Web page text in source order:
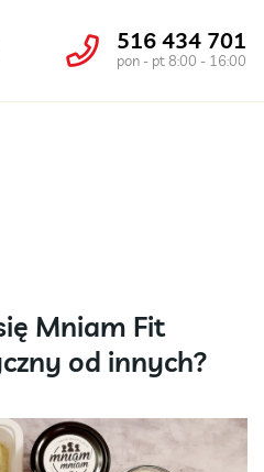
516 434 701
pon - pt 8:00 - 16:00
Mniam Fit
od innych?